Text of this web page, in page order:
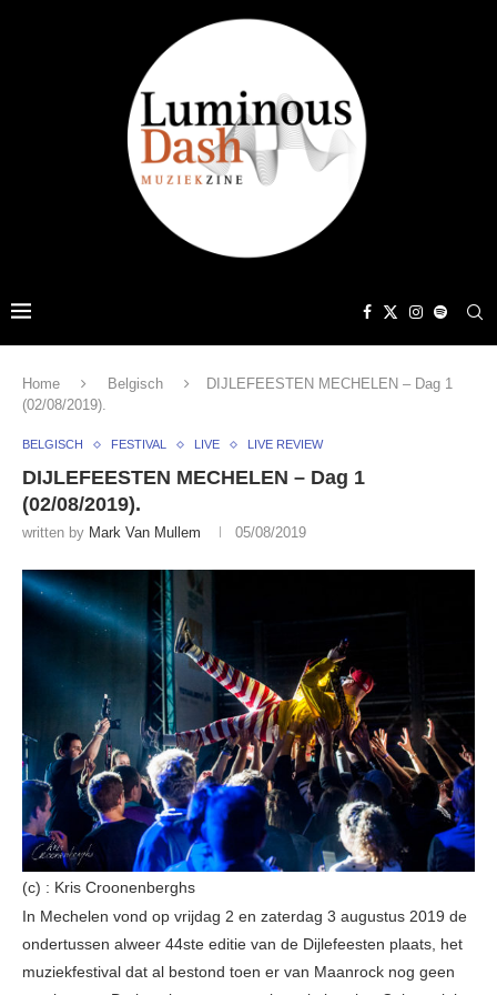
Home Belgisch
DIJLEFEESTEN MECHELEN – Dag 1
(02/08/2019).
BELGISCH FESTIVAL LIVE LIVE REVIEW
DIJLEFEESTEN MECHELEN – Dag 1
(02/08/2019).
written by Mark Van Mullem 05/08/2019
(c) : Kris Croonenberghs
In Mechelen vond op vrijdag 2 en zaterdag 3 augustus 2019 de
ondertussen alweer 44ste editie van de Dijlefeesten plaats, het
muziekfestival dat al bestond toen er van Maanrock nog geen